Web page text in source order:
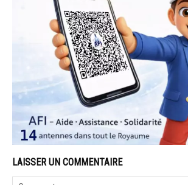
LAISSER UN COMMENTAIRE